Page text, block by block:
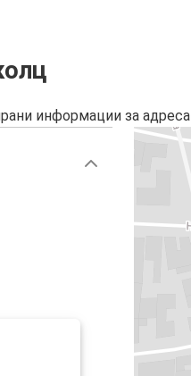
информации за адреса